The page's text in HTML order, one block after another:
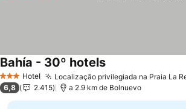
3 EstrelasHotel Localização privilegiada na Praia La
Bahía - 30º hotels
6,8 2.415 a 2.9 km de Bolnuevo